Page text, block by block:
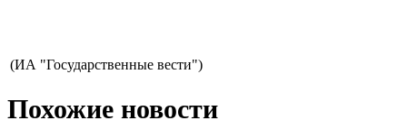
(ИА "Государственные вести")
Похожие новости